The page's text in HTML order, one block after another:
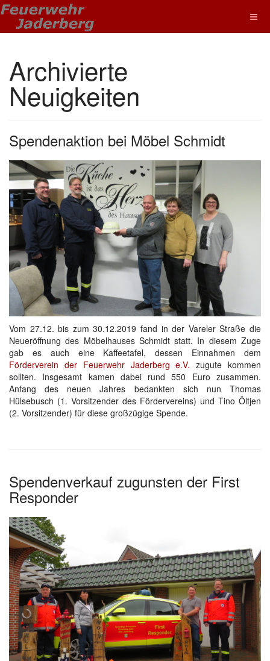
Archivierte
Neuigkeiten
Spendenaktion bei Möbel Schmidt
Vom 27.12. bis zum 30.12.2019 fand in der Vareler Straße die
Neueröffnung des Möbelhauses Schmidt statt. In diesem Zuge
gab es auch eine Kaffeetafel, dessen Einnahmen dem
Förderverein der Feuerwehr Jaderberg e.V. zugute kommen
sollten. Insgesamt kamen dabei rund 550 Euro zusammen.
Anfang des neuen Jahres bedankten sich nun Thomas
Hülsebusch (1. Vorsitzender des Fördervereins) und Tino Öltjen
(2. Vorsitzender) für diese großzügige Spende.
Spendenverkauf zugunsten der First
Responder